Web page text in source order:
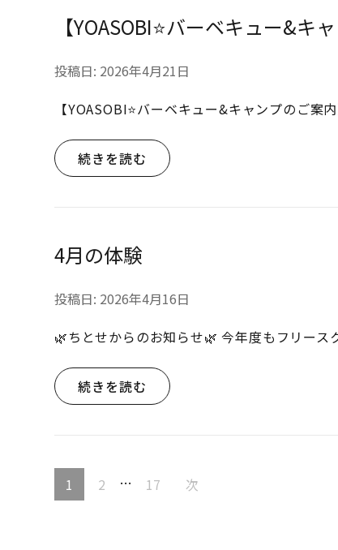
【YOASOBI⭐バーベキュー&キ
投稿日: 2026年4月21日
【YOASOBI⭐バーベキュー&キャンプのご
続きを読む
4月の体験
投稿日: 2026年4月16日
🌿ちとせからのお知らせ🌿 今年度もフリー
続きを読む
投
固
1
固
2 …
固
17 次